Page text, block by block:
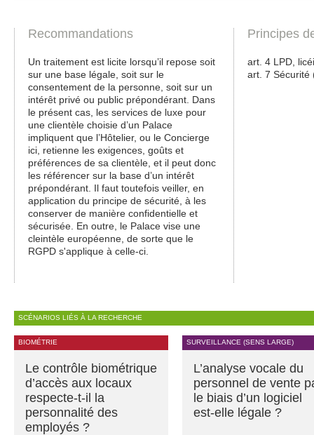
Recommandations
Un traitement est licite lorsqu’il repose soit
sur une base légale, soit sur le
consentement de la personne, soit sur un
intérêt privé ou public prépondérant. Dans
le présent cas, les services de luxe pour
une clientèle choisie d’un Palace
impliquent que l’Hôtelier, ou le Concierge
ici, retienne les exigences, goûts et
préférences de sa clientèle, et il peut donc
les référencer sur la base d’un intérêt
prépondérant. Il faut toutefois veiller, en
application du principe de sécurité, à les
conserver de manière confidentielle et
sécurisée. En outre, le Palace vise une
cleintèle européenne, de sorte que le
RGPD s'applique à celle-ci.
Principes
art. 4 LPD,
art. 7 Sécurité
SCÉNARIOS LIÉS À LA RECHERCHE
BIOMÉTRIE
Le contrôle biométrique
d’accès aux locaux
respecte-t-il la
personnalité des
employés ?
SURVEILLANCE (SENS LARGE)
L’analyse vocale du
personnel de vente
le biais d’un logiciel
est-elle légale ?